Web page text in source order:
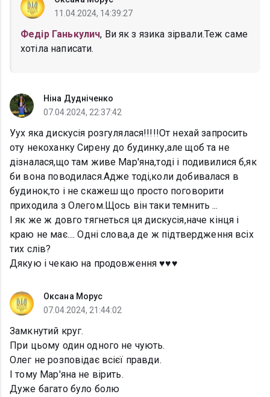
11.04.2024, 14:39:27
Федір Ганькулич, Ви як з язика зірвали.Теж саме
хотіла написати.
Ніна Дудніченко
07.04.2024, 22:37:42
Уух яка дискусія розгулялася!!!!!От нехай запросить
оту некоханку Сирену до будинку,але щоб та не
дізналася,що там живе Мар'яна,тоді і подивилися б,як
би вона поводилася.Адже тоді,коли добивалася в
будинок,то і не скажеш що просто поговорити
приходила з Олегом.Щось він таки темнить ...
І як же ж довго тягнеться ця дискусія,наче кінця і
краю не має.... Одні слова,а де ж підтвердження всіх
тих слів?
Дякую і чекаю на продовження ♥️♥️♥️
Оксана Морус
07.04.2024, 21:44:02
Замкнутий круг.
При цьому один одного не чують.
Олег не розповідає всієї правди.
І тому Мар'яна не вірить.
Дуже багато було болю